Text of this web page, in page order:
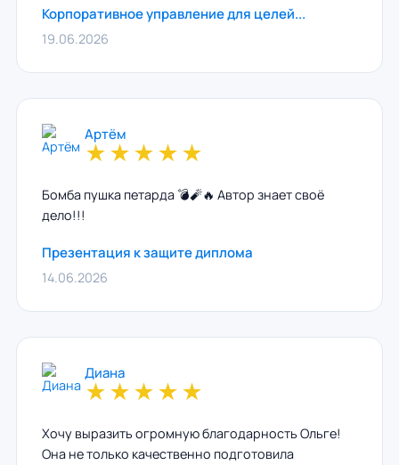
Корпоративное управление для целей...
19.06.2026
Артём
★★★★★
Бомба пушка петарда 💣🧨🔥 Автор знает своё
дело!!!
Презентация к защите диплома
14.06.2026
Диана
★★★★★
Хочу выразить огромную благодарность Ольге!
Она не только качественно подготовила